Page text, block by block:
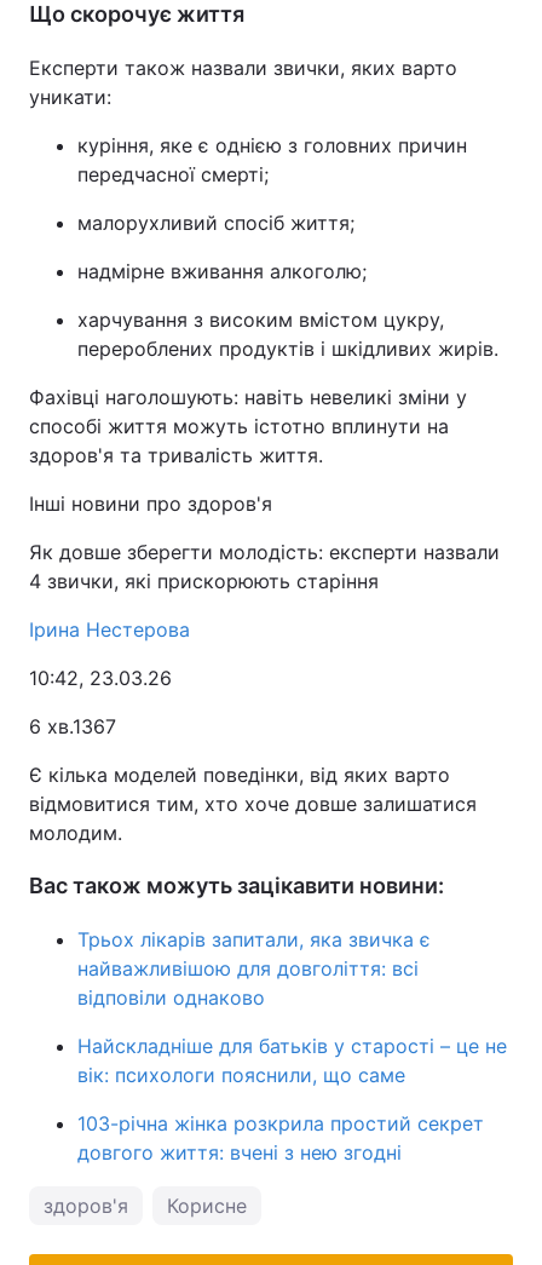
Що скорочує життя
Експерти також назвали звички, яких варто
уникати:
куріння, яке є однією з головних причин
передчасної смерті;
малорухливий спосіб життя;
надмірне вживання алкоголю;
харчування з високим вмістом цукру,
перероблених продуктів і шкідливих жирів.
Фахівці наголошують: навіть невеликі зміни у
способі життя можуть істотно вплинути на
здоров'я та тривалість життя.
Інші новини про здоров'я
Як довше зберегти молодість: експерти назвали
4 звички, які прискорюють старіння
Ірина Нестерова
10:42, 23.03.26
6 хв.1367
Є кілька моделей поведінки, від яких варто
відмовитися тим, хто хоче довше залишатися
молодим.
Вас також можуть зацікавити новини:
Трьох лікарів запитали, яка звичка є
найважливішою для довголіття: всі
відповіли однаково
Найскладніше для батьків у старості – це не
вік: психологи пояснили, що саме
103-річна жінка розкрила простий секрет
довгого життя: вчені з нею згодні
здоров'я Корисне